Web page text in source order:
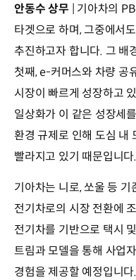
안동수 상무 | 기아차의
타겟으로 하며, 그중에서
추진하고자 합니다. 그 배
첫째, e-커머스와 차량 공
시장이 빠르게 성장하고
일상화가 이 같은 성장세
환경 규제로 인해 도심 내
빨라지고 있기 때문입니다.
기아차는 니로, 쏘울 등
전기차로의 시장 전환에
전기차를 기반으로 택시
트림과 모델을 통해 사업
경험을 제공할 예정입니